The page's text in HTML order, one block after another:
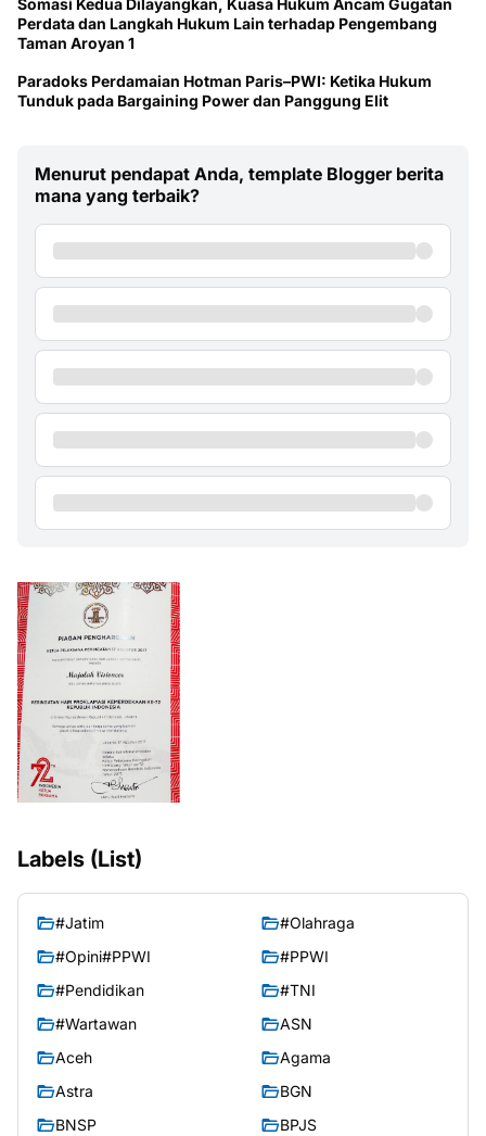
Somasi Kedua Dilayangkan, Kuasa Hukum Ancam Gugatan
Perdata dan Langkah Hukum Lain terhadap Pengembang
Taman Aroyan 1
Paradoks Perdamaian Hotman Paris–PWI: Ketika Hukum
Tunduk pada Bargaining Power dan Panggung Elit
Menurut pendapat Anda, template Blogger berita
mana yang terbaik?
Labels (List)
#Jatim
#Olahraga
#Opini#PPWI
#PPWI
#Pendidikan
#TNI
#Wartawan
ASN
Aceh
Agama
Astra
BGN
BNSP
BPJS